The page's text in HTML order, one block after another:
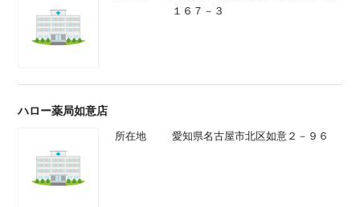
１６７－３
ハロー薬局如意店
所在地 愛知県名古屋市北区如意２－９６